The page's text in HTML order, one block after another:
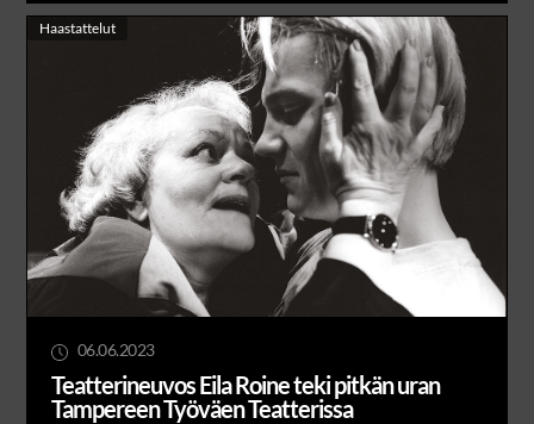
Haastattelut
06.06.2023
Teatterineuvos Eila Roine teki pitkän uran
Tampereen Työväen Teatterissa